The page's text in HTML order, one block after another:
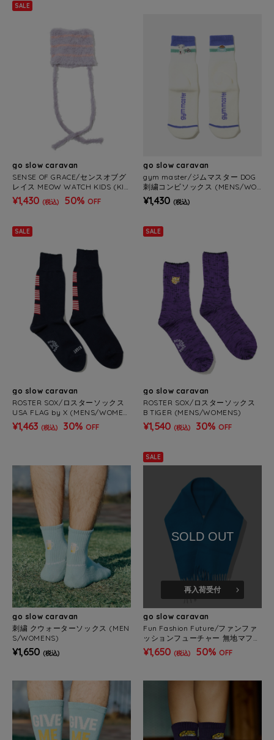
SALE
go slow caravan
SENSE OF GRACE/センスオブグ
レイス MEOW WATCH KIDS (KID
S)
¥1,430 (税込) 50% OFF
go slow caravan
gym master/ジムマスター DOG
刺繍コンビソックス (MENS/WO
MENS)
¥1,430 (税込)
SALE
go slow caravan
ROSTER SOX/ロスターソックス
USA FLAG by X (MENS/WOMEN
S)
¥1,463 (税込) 30% OFF
SALE
go slow caravan
ROSTER SOX/ロスターソックス
B TIGER (MENS/WOMENS)
¥1,540 (税込) 30% OFF
go slow caravan
刺繍 クウォーターソックス (MEN
S/WOMENS)
¥1,650 (税込)
SALE
SOLD OUT
再入荷受付
go slow caravan
Fun Fashion Future/ファンファ
ッションフューチャー 無地マフラ
ー
¥1,650 (税込) 50% OFF